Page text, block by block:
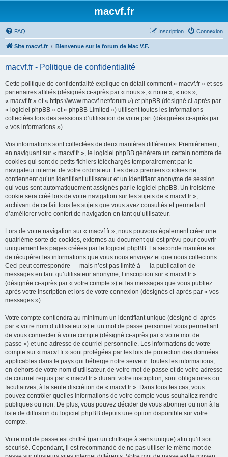
macvf.fr
FAQ Connexion
Inscription
Site macvf.fr Bienvenue sur le forum de Mac V.F.
macvf.fr - Politique de confidentialité
Cette politique de confidentialité explique en détail comment « macvf.fr » et ses
partenaires affiliés (désignés ci-après par « nous », « notre », « nos »,
« macvf.fr » et « https://www.macvf.net/forum ») et phpBB (désigné ci-après par
« logiciel phpBB » et « phpBB Limited ») utilisent toutes les informations
collectées lors des sessions d’utilisation de votre part (désignées ci-après par
« vos informations »).
Vos informations sont collectées de deux manières différentes. Premièrement,
en naviguant sur « macvf.fr », le logiciel phpBB génèrera un certain nombre de
cookies qui sont de petits fichiers téléchargés temporairement par le
navigateur internet de votre ordinateur. Les deux premiers cookies ne
contiennent qu’un identifiant utilisateur et un identifiant anonyme de session
qui vous sont automatiquement assignés par le logiciel phpBB. Un troisième
cookie sera créé lors de votre navigation sur les sujets de « macvf.fr »,
archivant de ce fait tous les sujets que vous avez consultés et permettant
d’améliorer votre confort de navigation en tant qu’utilisateur.
Lors de votre navigation sur « macvf.fr », nous pouvons également créer une
quatrième sorte de cookies, externes au document qui est prévu pour couvrir
uniquement les pages créées par le logiciel phpBB. La seconde manière est
de récupérer les informations que vous nous envoyez et que nous collectons.
Ceci peut correspondre — mais n’est pas limité à — la publication de
messages en tant qu’utilisateur anonyme, l’inscription sur « macvf.fr »
(désignée ci-après par « votre compte ») et les messages que vous publiez
après votre inscription et lors de votre connexion (désignés ci-après par « vos
messages »).
Votre compte contiendra au minimum un identifiant unique (désigné ci-après
par « votre nom d’utilisateur ») et un mot de passe personnel vous permettant
de vous connecter à votre compte (désigné ci-après par « votre mot de
passe ») et une adresse de courriel personnelle. Les informations de votre
compte sur « macvf.fr » sont protégées par les lois de protection des données
applicables dans le pays qui héberge notre serveur. Toutes les informations,
en-dehors de votre nom d’utilisateur, de votre mot de passe et de votre adresse
de courriel requis par « macvf.fr » durant votre inscription, sont obligatoires ou
facultatives, à la seule discrétion de « macvf.fr ». Dans tous les cas, vous
pouvez contrôler quelles informations de votre compte vous souhaitez rendre
publiques ou non. De plus, vous pouvez décider de vous abonner ou non à la
liste de diffusion du logiciel phpBB depuis une option disponible sur votre
compte.
Votre mot de passe est chiffré (par un chiffrage à sens unique) afin qu’il soit
sécurisé. Cependant, il est recommandé de ne pas utiliser le même mot de